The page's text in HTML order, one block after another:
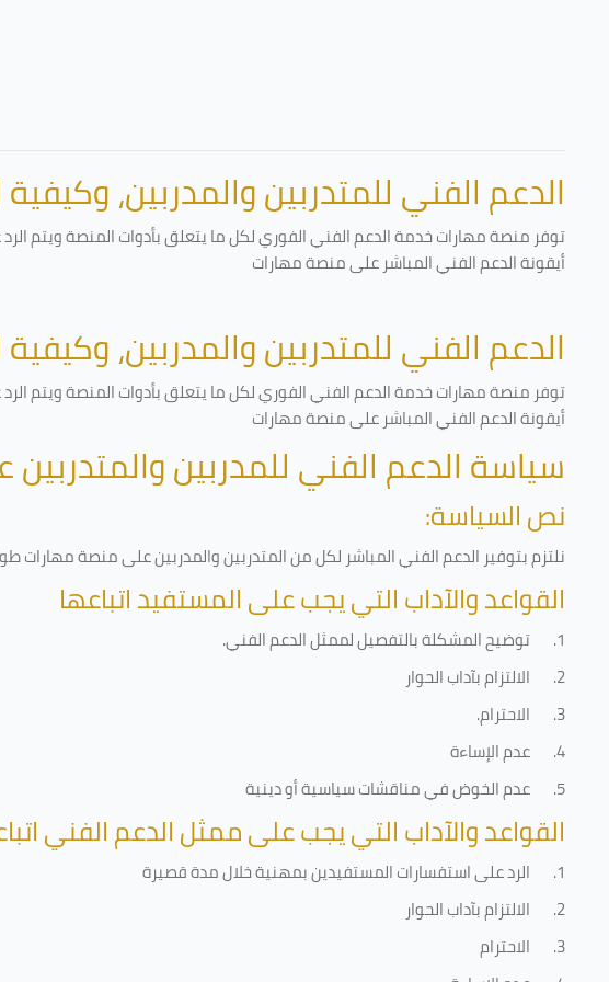
الدعم الفني للمتدربين والمدربين،
توفر منصة مهارات خدمة الدعم الفني الفوري لكل ما يتعلق بأدوات المنصة ويتم
أيقونة الدعم الفني المباشر على منصة مهارات
الدعم الفني للمتدربين والمدربين،
توفر منصة مهارات خدمة الدعم الفني الفوري لكل ما يتعلق بأدوات المنصة ويتم
أيقونة الدعم الفني المباشر على منصة مهارات
سياسة الدعم الفني للمدربين
نص السياسة:
نلتزم بتوفير الدعم الفني المباشر لكل من المتدربين والمدربين على منصة
القواعد والآداب التي يجب على المستفيد اتباعها
1. توضيح المشكلة بالتفصيل لممثل الدعم الفني.
2.
الالتزام بآداب الحوار
3.
الاحترام.
4.
عدم الإساءة
5.
عدم الخوض في مناقشات سياسية أو دينية
القواعد والآداب التي يجب على ممثل الدعم الفني
1.
الرد على استفسارات المستفيدين بمهنية خلال مدة قصيرة
2.
الالتزام بآداب الحوار
3.
الاحترام